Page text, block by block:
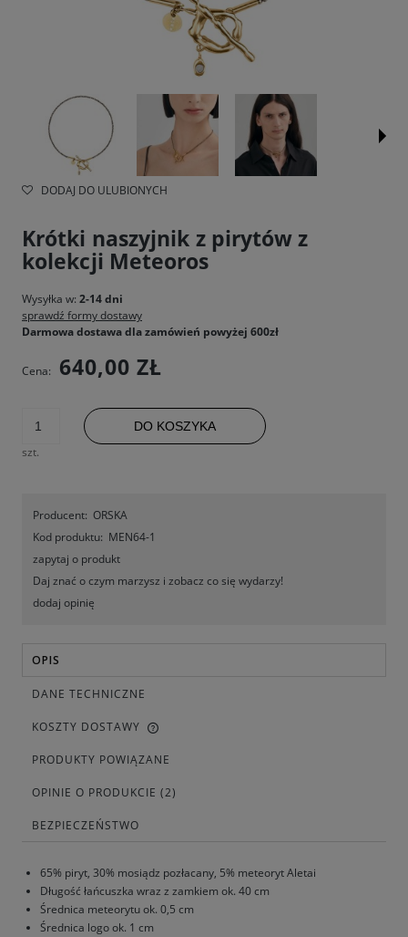
DODAJ DO ULUBIONYCH
Krótki naszyjnik z pirytów z
kolekcji Meteoros
Wysyłka w: 2-14 dni
sprawdź formy dostawy
Darmowa dostawa dla zamówień powyżej 600zł
Cena: 640,00 ZŁ
szt.
DO KOSZYKA
Producent: ORSKA
Kod produktu: MEN64-1
zapytaj o produkt
Daj znać o czym marzysz i zobacz co się wydarzy!
dodaj opinię
OPIS
DANE TECHNICZNE
KOSZTY DOSTAWY
PRODUKTY POWIĄZANE
OPINIE O PRODUKCIE (2)
BEZPIECZEŃSTWO
65% piryt, 30% mosiądz pozłacany, 5% meteoryt Aletai
Długość łańcuszka wraz z zamkiem ok. 40 cm
Średnica meteorytu ok. 0,5 cm
Średnica logo ok. 1 cm